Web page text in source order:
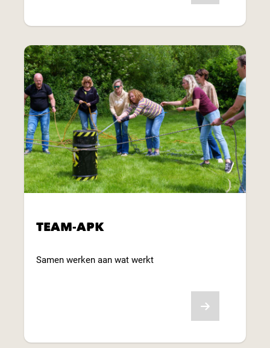
TEAM-APK
Samen werken aan wat werkt